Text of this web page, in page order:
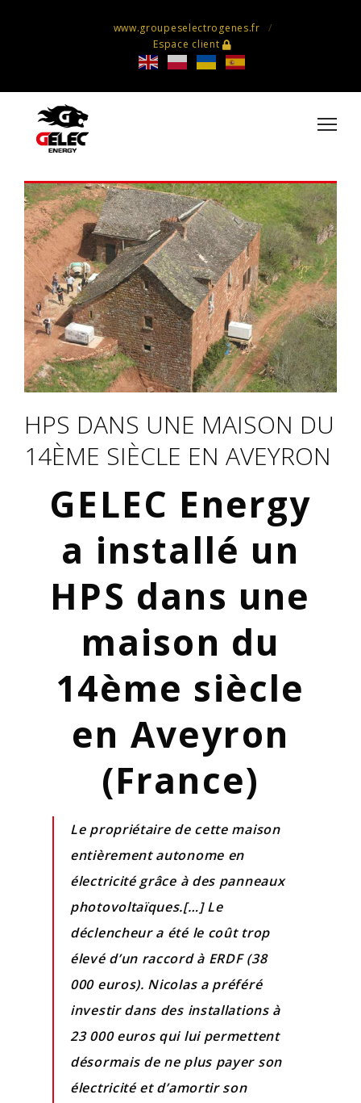
www.groupeselectrogenes.fr
Espace client
HPS DANS UNE MAISON DU
14ÈME SIÈCLE EN AVEYRON
GELEC Energy
a installé un
HPS dans une
maison du
14ème siècle
en Aveyron
(France)
Le propriétaire de cette maison
entièrement autonome en
électricité grâce à des panneaux
photovoltaïques.[…] Le
déclencheur a été le coût trop
élevé d’un raccord à ERDF (38
000 euros). Nicolas a préféré
investir dans des installations à
23 000 euros qui lui permettent
désormais de ne plus payer son
électricité et d’amortir son